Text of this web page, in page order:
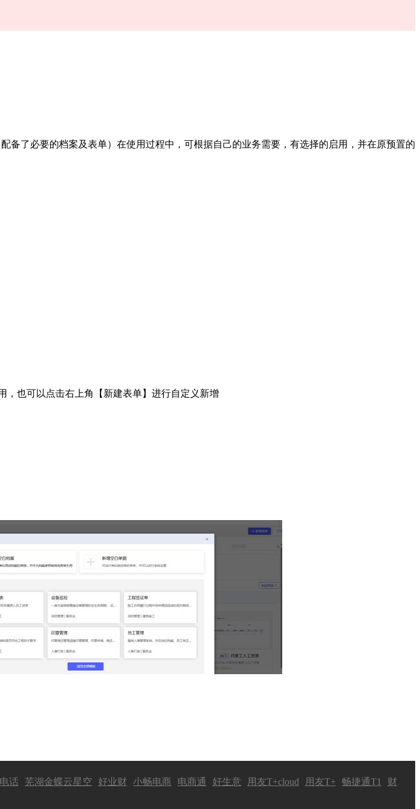
了必要的档案及表单）在使用过程中，可根据自己的业务需要，有选择的启用，并在原预置的
，也可以点击右上角【新建表单】进行自定义新增
话 芜湖金蝶云星空 好业财 小畅电商 电商通 好生意 用友T+cloud 用友T+ 畅捷通T1
财